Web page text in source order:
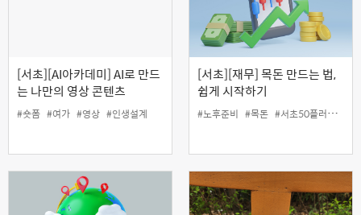
[서초][AI아카데미] AI로 만드
는 나만의 영상 콘텐츠
#숏폼 #여가 #영상 #인생설계
[서초][재무] 목돈 만드는 법,
쉽게 시작하기
#노후준비 #목돈 #서초50플러스센터